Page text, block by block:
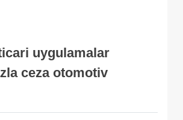
uygulamalar
ceza otomotiv